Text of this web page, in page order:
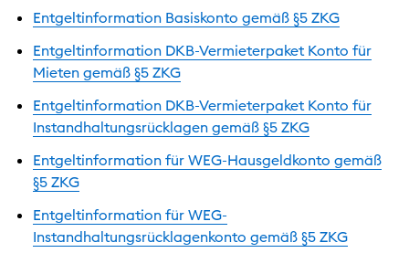
Entgeltinformation Basiskonto gemäß §5 ZKG
Entgeltinformation DKB-Vermieterpaket Konto für
Mieten gemäß §5 ZKG
Entgeltinformation DKB-Vermieterpaket Konto für
Instandhaltungsrücklagen gemäß §5 ZKG
Entgeltinformation für WEG-Hausgeldkonto gemäß
§5 ZKG
Entgeltinformation für WEG-
Instandhaltungsrücklagenkonto gemäß §5 ZKG